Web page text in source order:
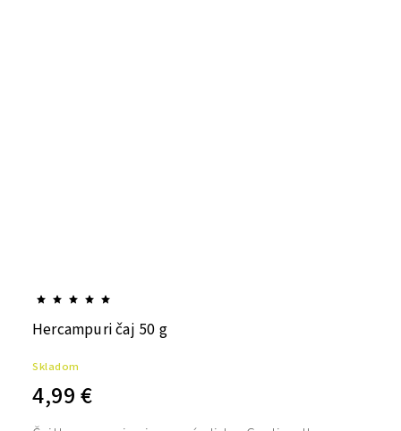
Hercampuri čaj 50 g
Skladom
4,99 €